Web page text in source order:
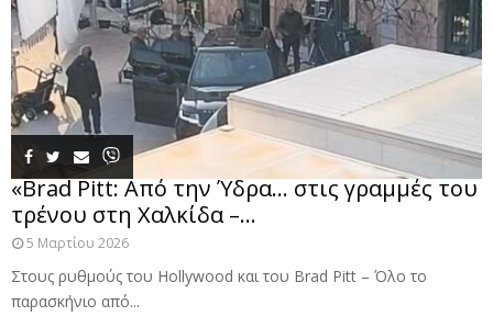
«Brad Pitt: Από την Ύδρα… στις γραμμές του
τρένου στη Χαλκίδα –...
5 Μαρτίου 2026
Στους ρυθμούς του Hollywood και του Brad Pitt – Όλο το
παρασκήνιο από...